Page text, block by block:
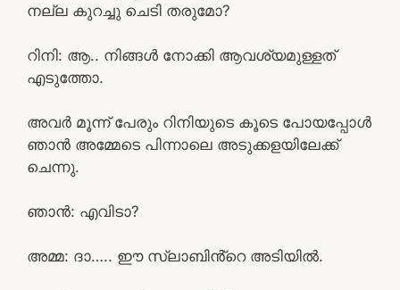
നല്ല കുറച്ചു ചെടി തരുമോ?
റിനി: ആ.. നിങ്ങൾ നോക്കി ആവശ്യമുള്ളത്
എടുത്തോ.
അവർ മൂന്ന് പേരും റിനിയുടെ കൂടെ പോയപ്പോൾ
ഞാൻ അമ്മേടെ പിന്നാലെ അടുക്കളയിലേക്ക്
ചെന്നു.
ഞാൻ: എവിടാ?
അമ്മ: ദാ….. ഈ സ്ലാബിൻ്റെ അടിയിൽ.